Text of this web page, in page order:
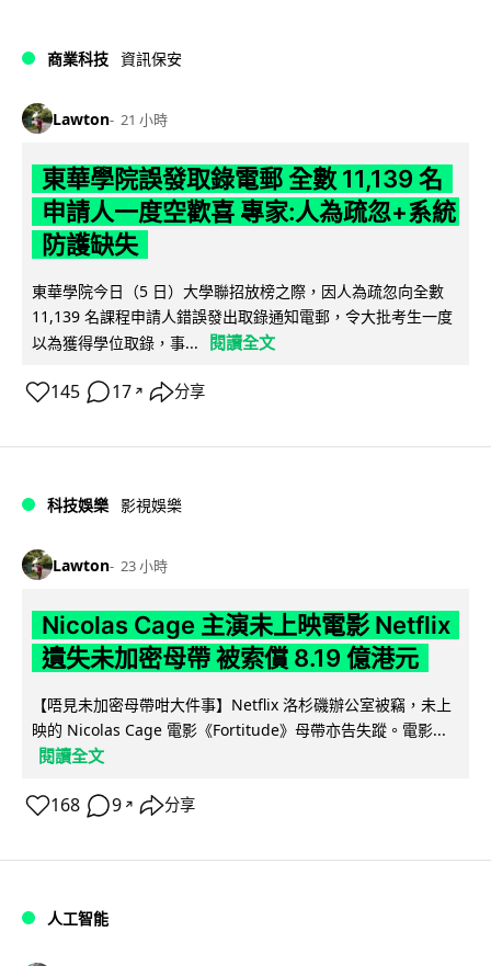
商業科技 資訊保安
Lawton 21 小時
東華學院誤發取錄電郵 全數 11,139 名
申請人一度空歡喜 專家:人為疏忽+系統
防護缺失
東華學院今日（5 日）大學聯招放榜之際，因人為疏忽向全數
11,139 名課程申請人錯誤發出取錄通知電郵，令大批考生一度
以為獲得學位取錄，事...
閱讀全文
145 17 ↗ 分享
科技娛樂 影視娛樂
Lawton 23 小時
Nicolas Cage 主演未上映電影 Netflix
遺失未加密母帶 被索償 8.19 億港元
【唔見未加密母帶咁大件事】Netflix 洛杉磯辦公室被竊，未上
映的 Nicolas Cage 電影《Fortitude》母帶亦告失蹤。電影...
閱讀全文
168 9 ↗ 分享
人工智能